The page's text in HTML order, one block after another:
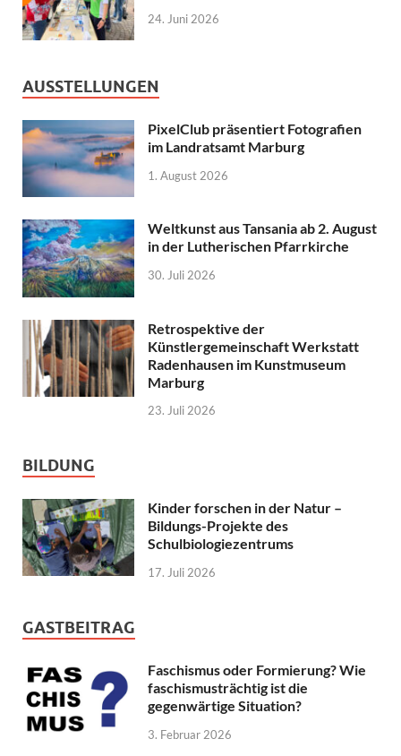
24. Juni 2026
AUSSTELLUNGEN
PixelClub präsentiert Fotografien
im Landratsamt Marburg
1. August 2026
Weltkunst aus Tansania ab 2. August
in der Lutherischen Pfarrkirche
30. Juli 2026
Retrospektive der
Künstlergemeinschaft Werkstatt
Radenhausen im Kunstmuseum
Marburg
23. Juli 2026
BILDUNG
Kinder forschen in der Natur –
Bildungs-Projekte des
Schulbiologiezentrums
17. Juli 2026
GASTBEITRAG
Faschismus oder Formierung? Wie
faschismusträchtig ist die
gegenwärtige Situation?
3. Februar 2026